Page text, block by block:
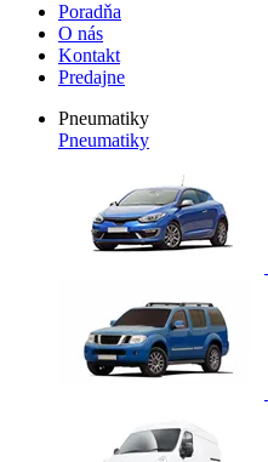
Poradňa
O nás
Kontakt
Predajne
Pneumatiky
Pneumatiky